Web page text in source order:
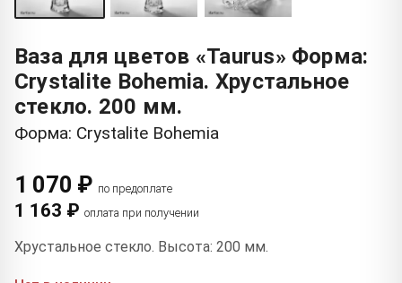
Ваза для цветов «Taurus» Форма:
Crystalite Bohemia. Хрустальное
стекло. 200 мм.
Форма: Crystalite Bohemia
1 070 ₽ по предоплате
1 163 ₽ оплата при получении
Хрустальное стекло. Высота: 200 мм.